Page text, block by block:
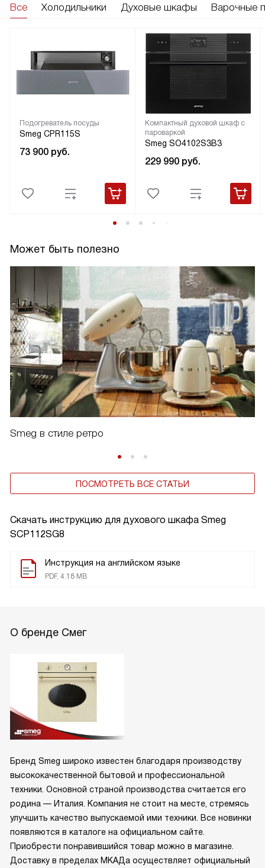
Скачать инструкцию для духового шкафа Smeg
SCP112SG8
Инструкция на английском языке
PDF, 4.18 MB
Все Холодильники Духовые шкафы Варочные
Подогреватель посуды
Smeg CPR115S
73 900 руб.
Компактный духовой шкаф с
пароваркой
Smeg SO4102S3B3
229 990 руб.
Может быть полезно
Smeg в стиле ретро
ПОСМОТРЕТЬ ВСЕ СТАТЬИ
О бренде Смег
Бренд Smeg широко известен благодаря производству
высококачественной бытовой и профессиональной
техники. Основной страной производства считается его
родина — Италия. Компания не стоит на месте, стремясь
улучшить качество выпускаемой ими техники. Все новинки
появляются в каталоге на официальном сайте.
Приобрести понравившийся товар можно в магазине.
Доставку в пределах МКАДа осуществляет официальный